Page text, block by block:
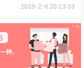
2025-2-6 20:23:53